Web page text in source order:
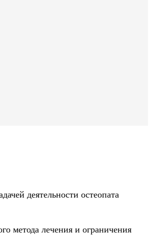
деятельности остеопата
метода лечения и ограничения